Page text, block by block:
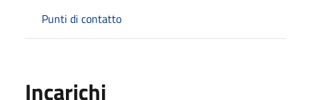
Punti di contatto
Incarichi